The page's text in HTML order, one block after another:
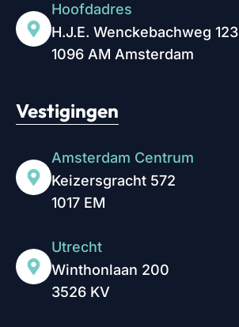
Hoofdadres
H.J.E. Wenckebachweg 123
1096 AM Amsterdam
Vestigingen
Amsterdam Centrum
Keizersgracht 572
1017 EM
Utrecht
Winthonlaan 200
3526 KV